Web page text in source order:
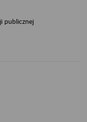
publicznej